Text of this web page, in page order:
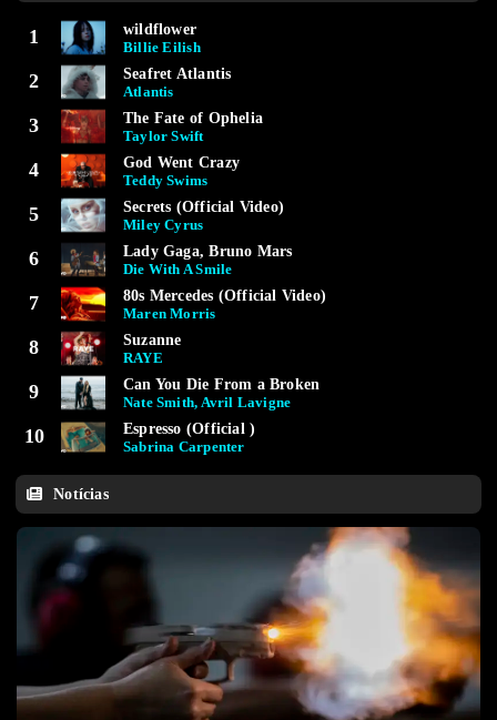
1 wildflower
Billie Eilish
2 Seafret Atlantis
Atlantis
3 The Fate of Ophelia
Taylor Swift
4 God Went Crazy
Teddy Swims
5 Secrets (Official Video)
Miley Cyrus
6 Lady Gaga, Bruno Mars
Die With A Smile
7 80s Mercedes (Official Video)
Maren Morris
8 Suzanne
RAYE
9 Can You Die From a Broken
Nate Smith, Avril Lavigne
10 Espresso (Official )
Sabrina Carpenter
Notícias